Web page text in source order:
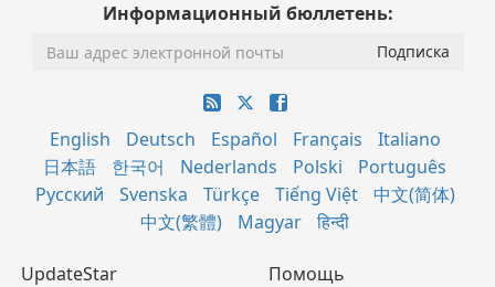
Информационный бюллетень:
English Deutsch Español Français
Italiano
日本語
한국어 Nederlands Polski
Português
Русский
Svenska Türkçe Tiếng Việt
中文(简体)
中文(繁體)
Magyar हिन्दी
UpdateStar
Помощь